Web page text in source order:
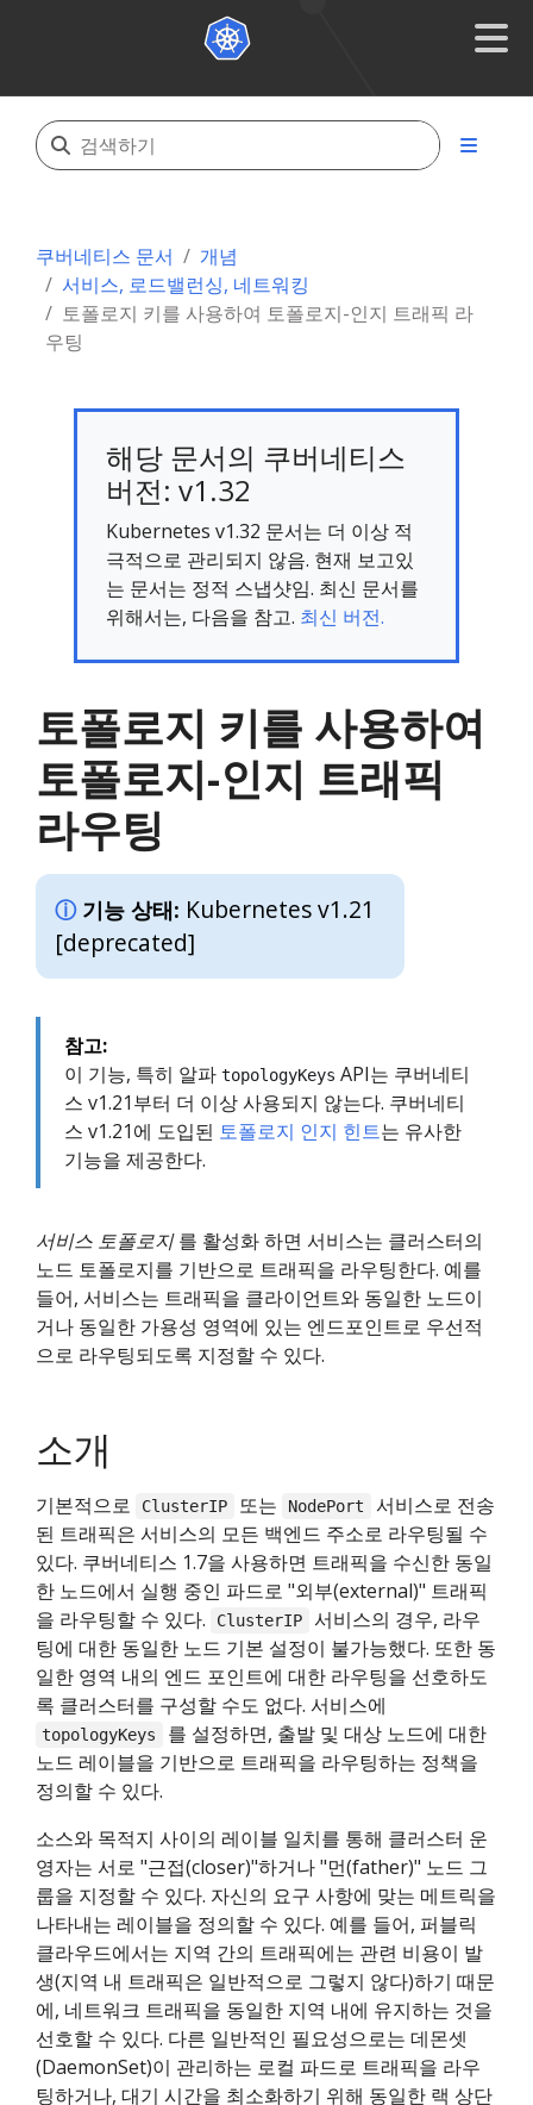
쿠버네티스 문서
개념
서비스, 로드밸런싱, 네트워킹
토폴로지 키를 사용하여 토폴로지-인지 트래픽 라
우팅
해당 문서의 쿠버네티스
버전: v1.32
Kubernetes v1.32 문서는 더 이상 적
극적으로 관리되지 않음. 현재 보고있
는 문서는 정적 스냅샷임. 최신 문서를
위해서는, 다음을 참고. 최신 버전.
토폴로지 키를 사용하여
토폴로지-인지 트래픽
라우팅
기능 상태: Kubernetes v1.21
[deprecated]
참고:
이 기능, 특히 알파 topologyKeys API는 쿠버네티
스 v1.21부터 더 이상 사용되지 않는다. 쿠버네티
스 v1.21에 도입된 토폴로지 인지 힌트는 유사한
기능을 제공한다.
서비스 토폴로지를 활성화 하면 서비스는 클러스터의
노드 토폴로지를 기반으로 트래픽을 라우팅한다. 예를
들어, 서비스는 트래픽을 클라이언트와 동일한 노드이
거나 동일한 가용성 영역에 있는 엔드포인트로 우선적
으로 라우팅되도록 지정할 수 있다.
소개
기본적으로 ClusterIP 또는 NodePort
서비스로 전송
된 트래픽은 서비스의 모든 백엔드 주소로 라우팅될 수
있다. 쿠버네티스 1.7을 사용하면 트래픽을 수신한 동일
한 노드에서 실행 중인 파드로 "외부(external)" 트래픽
을 라우팅할 수 있다.
ClusterIP
서비스의 경우, 라우
팅에 대한 동일한 노드 기본 설정이 불가능했다. 또한 동
일한 영역 내의 엔드 포인트에 대한 라우팅을 선호하도
록 클러스터를 구성할 수도 없다. 서비스에
topologyKeys
를 설정하면, 출발 및 대상 노드에 대한
노드 레이블을 기반으로 트래픽을 라우팅하는 정책을
정의할 수 있다.
소스와 목적지 사이의 레이블 일치를 통해 클러스터 운
영자는 서로 "근접(closer)"하거나 "먼(father)" 노드 그
룹을 지정할 수 있다. 자신의 요구 사항에 맞는 메트릭을
나타내는 레이블을 정의할 수 있다. 예를 들어, 퍼블릭
클라우드에서는 지역 간의 트래픽에는 관련 비용이 발
생(지역 내 트래픽은 일반적으로 그렇지 않다)하기 때문
에, 네트워크 트래픽을 동일한 지역 내에 유지하는 것을
선호할 수 있다. 다른 일반적인 필요성으로는 데몬셋
(DaemonSet)이 관리하는 로컬 파드로 트래픽을 라우
팅하거나, 대기 시간을 최소화하기 위해 동일한 랙 상단